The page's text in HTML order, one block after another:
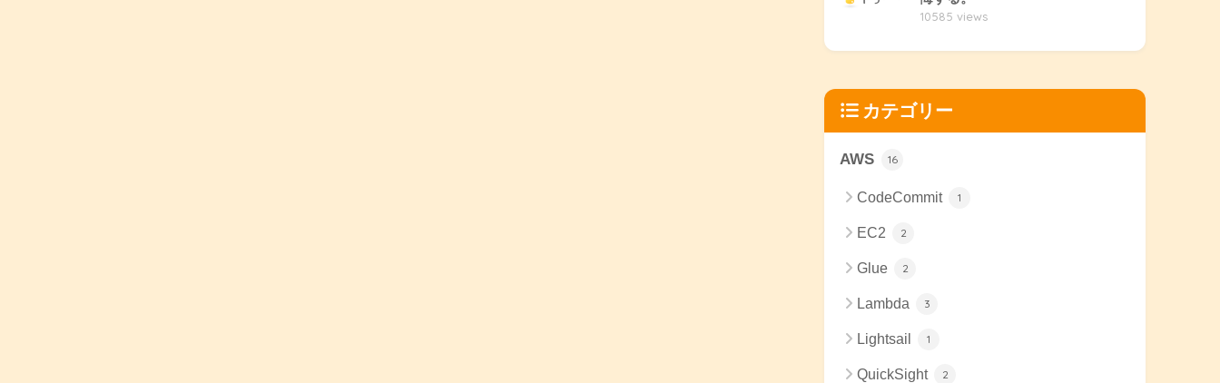
10585 views
カテゴリー
AWS 16
CodeCommit 1
EC2 2
Glue 2
Lambda 3
Lightsail 1
QuickSight 2